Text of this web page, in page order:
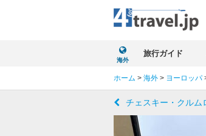
海外
旅行ガイド
ホーム > 海外 > ヨーロッパ
チェスキー・クルム